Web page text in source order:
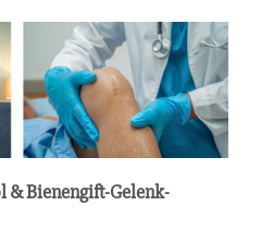
Bienengift-Gelenk-